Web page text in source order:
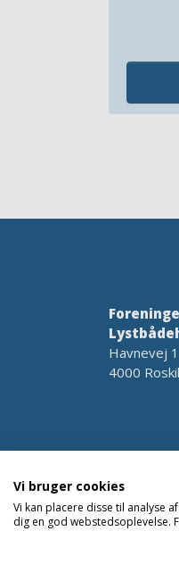
Havnevej 1
4000
Vi bruger cookies
Vi kan placere disse til analyse
dig en god webstedsoplevelse.